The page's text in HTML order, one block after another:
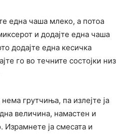
една чаша млеко, а потоа
и додајте една чаша
додајте една кесичка
го во течните состојки низ
грутчиња, па излејте ја
величина, намастен и
ја смесата и